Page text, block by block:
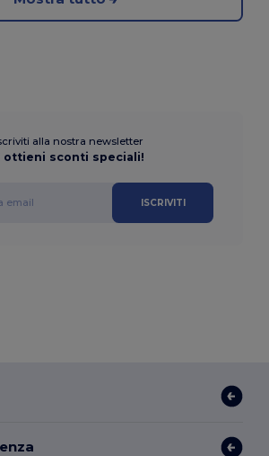
alla nostra newsletter
ottieni sconti speciali!
ISCRIVITI